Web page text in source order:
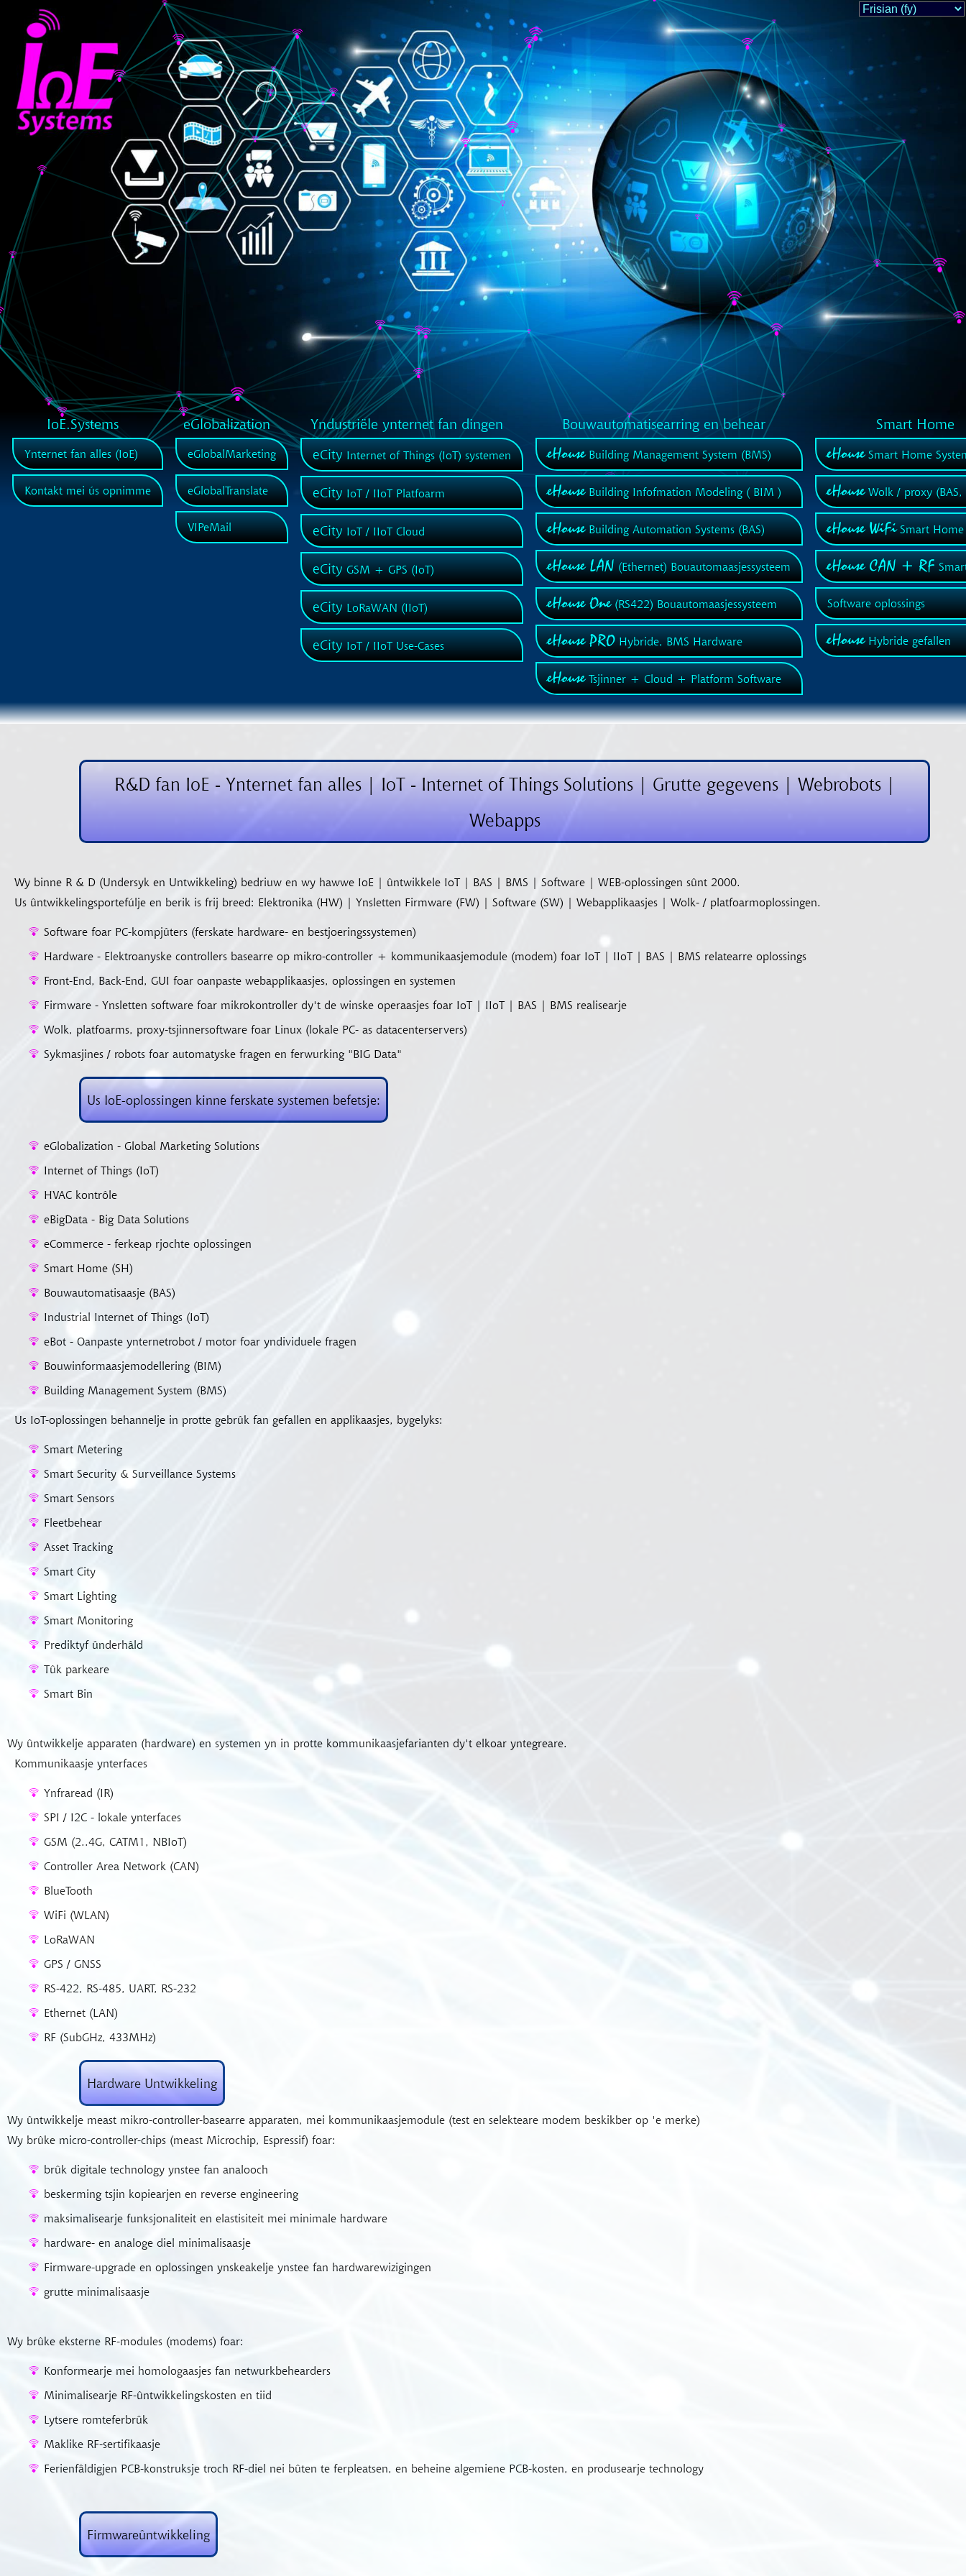
IoE.Systems eGlobalization Yndustriële ynternet fan dingen Bouwautomatisearring en behear Smart Home
Ynternet fan alles (IoE)
Kontakt mei ús opnimme
eGlobalMarketing
eGlobalTranslate
VIPeMail
eCityInternet of Things (IoT) systemen
eCityIoT / IIoT Platfoarm
eCityIoT / IIoT Cloud
eCityGSM + GPS (IoT)
eCityLoRaWAN (IIoT)
eCityIoT / IIoT Use-Cases
eHouseBuilding Management System (BMS)
eHouseBuilding Infofmation Modeling ( BIM )
eHouseBuilding Automation Systems (BAS)
eHouse LAN(Ethernet) Bouautomaasjessysteem
eHouse One(RS422) Bouautomaasjessysteem
eHouse PROHybride, BMS Hardware
eHouseTsjinner + Cloud + Platform Software
eHouseSmart Home
eHouseWolk / proxy (BAS,
eHouse WiFiSmart Home
eHouse CAN + RF
Software oplossings
eHouseHybride gefallen
R&D fan IoE - Ynternet fan alles | IoT - Internet of Things Solutions | Grutte gegevens | Webrobots |
Webapps
Wy binne R & D (Undersyk en Untwikkeling) bedriuw en wy hawwe IoE | ûntwikkele IoT | BAS | BMS | Software | WEB-oplossingen sûnt 2000.
Us ûntwikkelingsportefúlje en berik is frij breed: Elektronika (HW) | Ynsletten Firmware (FW) | Software (SW) | Webapplikaasjes | Wolk- / platfoarmoplossingen.
Software foar PC-kompjûters (ferskate hardware- en bestjoeringssystemen)
Hardware - Elektroanyske controllers basearre op mikro-controller + kommunikaasjemodule (modem) foar IoT | IIoT | BAS | BMS relatearre oplossings
Front-End, Back-End, GUI foar oanpaste webapplikaasjes, oplossingen en systemen
Firmware - Ynsletten software foar mikrokontroller dy't de winske operaasjes foar IoT | IIoT | BAS | BMS realisearje
Wolk, platfoarms, proxy-tsjinnersoftware foar Linux (lokale PC- as datacenterservers)
Sykmasjines / robots foar automatyske fragen en ferwurking "BIG Data"
Us IoE-oplossingen kinne ferskate systemen befetsje:
eGlobalization - Global Marketing Solutions
Internet of Things (IoT)
HVAC kontrôle
eBigData - Big Data Solutions
eCommerce - ferkeap rjochte oplossingen
Smart Home (SH)
Bouwautomatisaasje (BAS)
Industrial Internet of Things (IoT)
eBot - Oanpaste ynternetrobot / motor foar yndividuele fragen
Bouwinformaasjemodellering (BIM)
Building Management System (BMS)
Us IoT-oplossingen behannelje in protte gebrûk fan gefallen en applikaasjes, bygelyks:
Smart Metering
Smart Security & Surveillance Systems
Smart Sensors
Fleetbehear
Asset Tracking
Smart City
Smart Lighting
Smart Monitoring
Prediktyf ûnderhâld
Tûk parkeare
Smart Bin
Wy ûntwikkelje apparaten (hardware) en systemen yn in protte kommunikaasjefarianten dy't elkoar yntegreare.
Kommunikaasje ynterfaces
Ynfraread (IR)
SPI / I2C - lokale ynterfaces
GSM (2..4G, CATM1, NBIoT)
Controller Area Network (CAN)
BlueTooth
WiFi (WLAN)
LoRaWAN
GPS / GNSS
RS-422, RS-485, UART, RS-232
Ethernet (LAN)
RF (SubGHz, 433MHz)
Hardware Untwikkeling
Wy ûntwikkelje meast mikro-controller-basearre apparaten, mei kommunikaasjemodule (test en selekteare modem beskikber op 'e merke)
Wy brûke micro-controller-chips (meast Microchip, Espressif) foar:
brûk digitale technology ynstee fan analooch
beskerming tsjin kopiearjen en reverse engineering
maksimalisearje funksjonaliteit en elastisiteit mei minimale hardware
hardware- en analoge diel minimalisaasje
Firmware-upgrade en oplossingen ynskeakelje ynstee fan hardwarewizigingen
grutte minimalisaasje
Wy brûke eksterne RF-modules (modems) foar:
Konformearje mei homologaasjes fan netwurkbehearders
Minimalisearje RF-ûntwikkelingskosten en tiid
Lytsere romteferbrûk
Maklike RF-sertifikaasje
Ferienfâldigjen PCB-konstruksje troch RF-diel nei bûten te ferpleatsen, en beheine algemiene PCB-kosten, en produsearje technology
Firmwareûntwikkeling